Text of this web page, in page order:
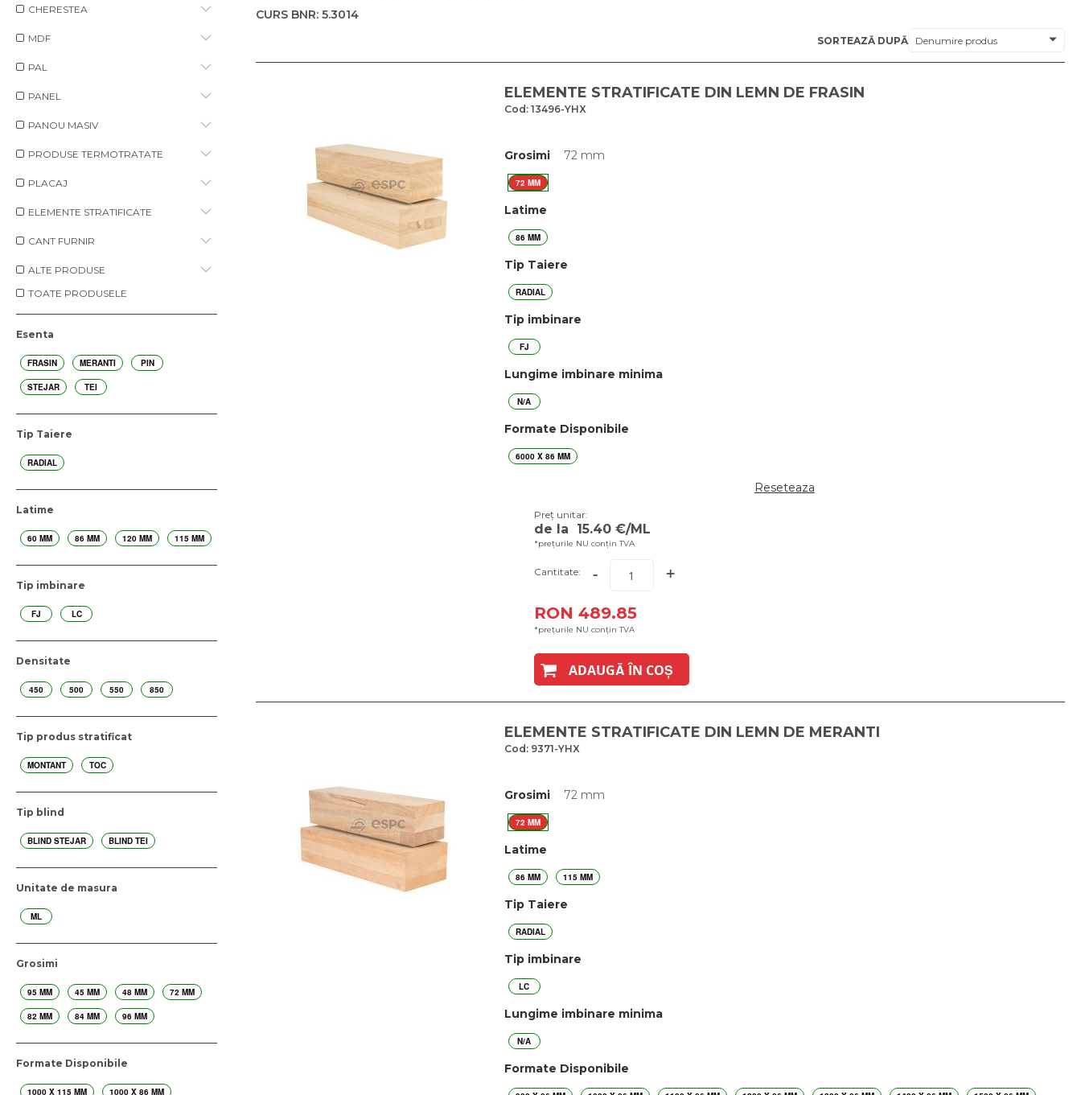
CURS BNR: 5.3014
SORTEAZĂ DUPĂ
ELEMENTE STRATIFICATE DIN LEMN DE FRASIN
Cod: 13496-YHX
Grosimi 72 mm
72 MM
Latime
86 MM
Tip Taiere
RADIAL
Tip imbinare
FJ
Lungime imbinare minima
N/A
Formate Disponibile
6000 X 86 MM
Reseteaza
Preț unitar:
de la 15.40 €/ML
*prețurile NU conțin TVA
Cantitate: - +
RON 489.85
*prețurile NU conțin TVA
ADAUGĂ ÎN COȘ
ELEMENTE STRATIFICATE DIN LEMN DE MERANTI
Cod: 9371-YHX
Grosimi 72 mm
72 MM
Latime
86 MM 115 MM
Tip Taiere
RADIAL
Tip imbinare
LC
Lungime imbinare minima
N/A
Formate Disponibile
CHERESTEA
MDF
PAL
PANEL
PANOU MASIV
PRODUSE TERMOTRATATE
PLACAJ
ELEMENTE STRATIFICATE
CANT FURNIR
ALTE PRODUSE
TOATE PRODUSELE
Esenta
FRASIN MERANTI PIN
STEJAR TEI
Tip Taiere
RADIAL
Latime
60 MM 86 MM 120 MM 115 MM
Tip imbinare
FJ LC
Densitate
450 500 550 850
Tip produs stratificat
MONTANT TOC
Tip blind
BLIND STEJAR BLIND TEI
Unitate de masura
ML
Grosimi
95 MM 45 MM 48 MM 72 MM
82 MM 84 MM 96 MM
Formate Disponibile
1000 X 115 MM 1000 X 86 MM